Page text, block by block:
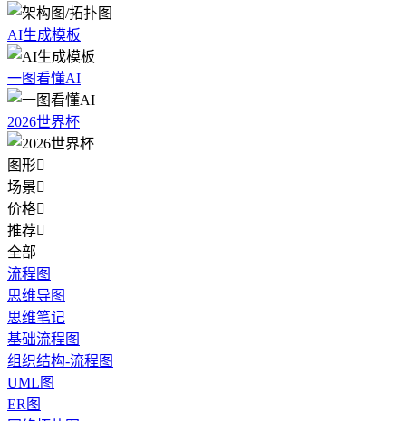
AI生成模板
一图看懂AI
2026世界杯
图形
场景
价格
推荐
全部
流程图
思维导图
思维笔记
基础流程图
组织结构-流程图
UML图
ER图